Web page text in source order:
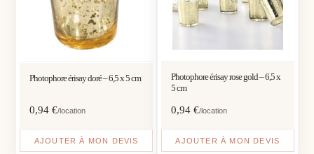
Photophore érisay doré – 6,5 x 5 cm
0,94€/location
AJOUTER À MON DEVIS
Photophore érisay rose gold – 6,5 x
5 cm
0,94 €/location
AJOUTER À MON DEVIS